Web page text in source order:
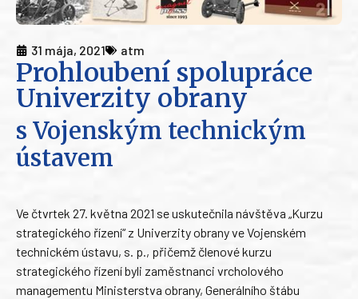
31 mája, 2021 atm
Prohloubení spolupráce
Univerzity obrany
s Vojenským technickým
ústavem
Ve čtvrtek 27. května 2021 se uskutečnila návštěva „Kurzu
strategického řízení“ z Univerzity obrany ve Vojenském
technickém ústavu, s. p., přičemž členové kurzu
strategického řízení byli zaměstnanci vrcholového
managementu Ministerstva obrany, Generálního štábu